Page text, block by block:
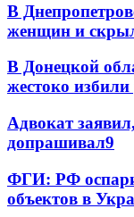
В
женщин и
В Донецкой
жестоко избили
Адвокат
допрашивал9
ФГИ: РФ
объектов в